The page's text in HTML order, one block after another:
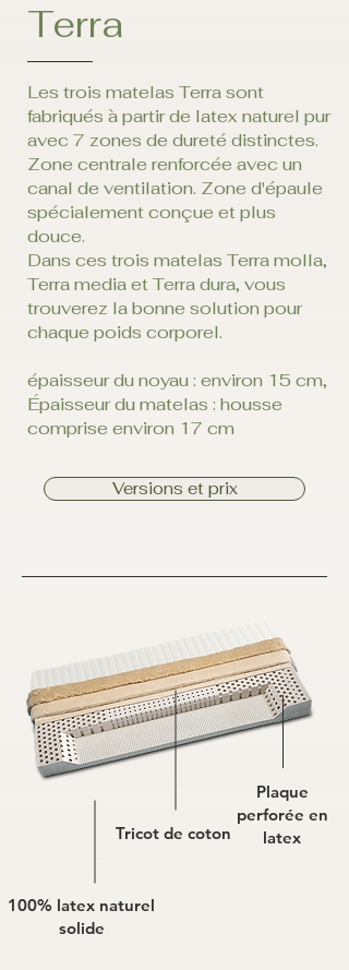
Terra
Les trois matelas Terra sont
fabriqués à partir de latex naturel pur
avec 7 zones de dureté distinctes.
Zone centrale renforcée avec un
canal de ventilation. Zone d'épaule
spécialement conçue et plus
douce.
Dans ces trois matelas Terra molla,
Terra media et Terra dura, vous
trouverez la bonne solution pour
chaque poids corporel.
épaisseur du noyau : environ 15 cm,
Épaisseur du matelas : housse
comprise environ 17 cm
Versions et prix
100% latex naturel
solide
Tricot de coton
Plaque
perforée en
latex